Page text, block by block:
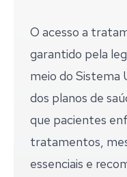
O acesso a
garantido pela
meio do Sistema
dos planos de
que pacientes
tratamentos,
essenciais e